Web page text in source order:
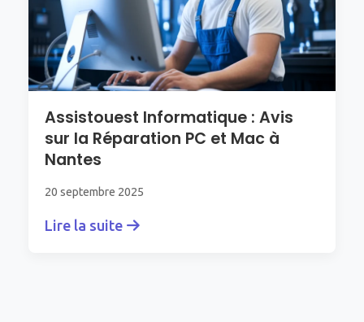
Assistouest Informatique : Avis
sur la Réparation PC et Mac à
Nantes
20 septembre 2025
Lire la suite